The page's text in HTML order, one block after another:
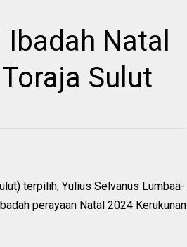
Natal
Sulut
terpilih, Yulius Selvanus Lumbaa-
perayaan Natal 2024 Kerukunan